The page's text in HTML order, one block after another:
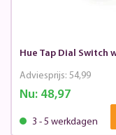
Hue Tap Dial Switch
Nu:48,97
Adviesprijs: 54,99
3 - 5 werkdagen